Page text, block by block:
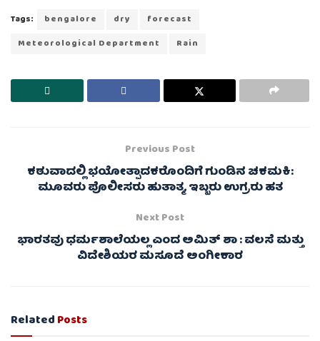
Tags: bengalore dry
forecast
Meteorological Department
Rain
Previous Post
ಕಠುವಾದಲ್ಲಿ ಭಯೋತ್ಪಾದಕರೊಂದಿಗೆ ಗುಂಡಿನ ಚಕಮಕಿ:
ಮೂವರು ಪೊಲೀಸರು ಹುತಾತ್ಮ, ಇಬ್ಬರು ಉಗ್ರರು ಹತ
Next Post
ಭಾರತವು ಧರ್ಮಶಾಲೆಯಲ್ಲ ಎಂದ ಅಮಿತ್ ಶಾ : ವಲಸೆ ಮತ್ತು
ವಿದೇಶಿಯರ ಮಸೂದೆ ಅಂಗೀಕಾರ
RelatedPosts